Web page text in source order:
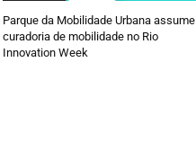
Parque da Mobilidade Urbana assume
curadoria de mobilidade no Rio
Innovation Week